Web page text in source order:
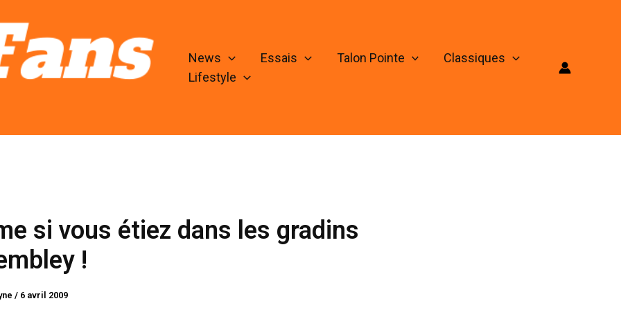
News Essais Talon Pointe
Classiques
Lifestyle
si vous étiez dans les gradins
!
/ 6 avril 2009